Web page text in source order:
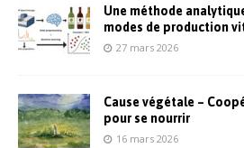
Une méthode
modes de production
27 mars 2026
Cause végétale –
pour se nourrir
16 mars 2026